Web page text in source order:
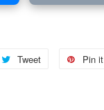
Tweet Pin it